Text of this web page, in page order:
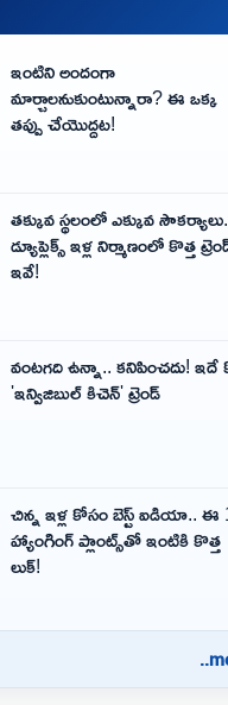
ఇంటిని అందంగా
మార్చాలనుకుంటున్నారా? ఈ ఒక్క
తప్పు చేయొద్దట!
తక్కువ స్థలంలో ఎక్కువ
డ్యూప్లెక్స్ ఇళ్ల నిర్మాణంలో కొత్త
ఇవే!
వంటగది ఉన్నా.. కనిపించదు! ఇదే
'ఇన్విజిబుల్ కిచెన్' ట్రెండ్
చిన్న ఇళ్ల కోసం బెస్ట్ ఐడియా.. ఈ
హ్యాంగింగ్ ప్లాంట్స్‌తో ఇంటికి కొత్త
లుక్!